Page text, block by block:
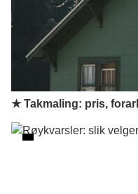
★ Takmaling: pris,